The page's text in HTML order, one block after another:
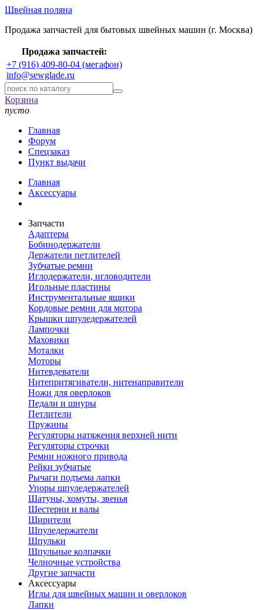
Швейная поляна
Продажа запчастей для бытовых швейных машин (г. Москва)
Продажа запчастей:
+7 (916) 409-80-04 (мегафон)
info@sewglade.ru
Корзина
пусто
Главная
Форум
Спецзаказ
Пункт выдачи
Главная
Аксессуары
Запчасти
Адаптеры
Бобинодержатели
Держатели петлителей
Зубчатые ремни
Иглодержатели, игловодители
Игольные пластины
Инструментальные ящики
Кордовые ремни для мотора
Крышки шпуледержателей
Лампочки
Маховики
Моталки
Моторы
Нитевдеватели
Нитепритягиватели, нитенаправители
Ножи для оверлоков
Педали и шнуры
Петлители
Пружины
Регуляторы натяжения верхней нити
Регуляторы строчки
Ремни ножного привода
Рейки зубчатые
Рычаги подъема лапки
Упоры шпуледержателей
Шатуны, хомуты, звенья
Шестерни и валы
Ширители
Шпуледержатели
Шпульки
Шпульные колпачки
Челночные устройства
Другие запчасти
Аксессуары
Иглы для швейных машин и оверлоков
Лапки